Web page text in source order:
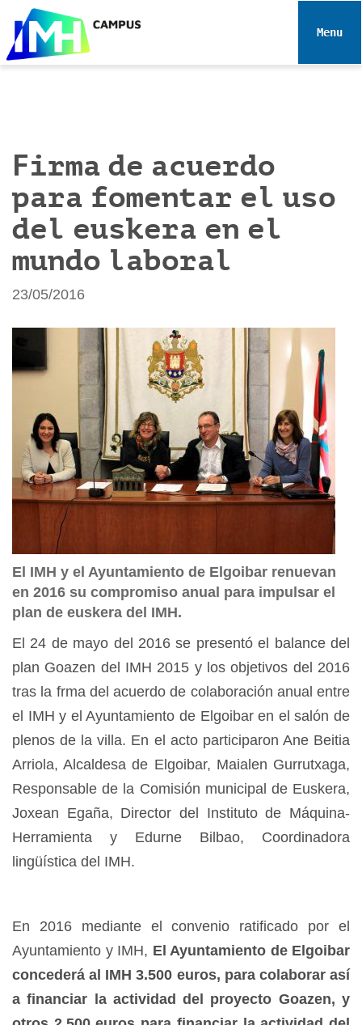
e
Toggle
Firma de acuerdo
para fomentar el uso
del euskera en el
mundo laboral
23/05/2016
El IMH y el Ayuntamiento de Elgoibar renuevan
en 2016 su compromiso anual para impulsar el
plan de euskera del IMH.
El 24 de mayo del 2016 se presentó el balance del
plan Goazen del IMH 2015 y los objetivos del 2016
tras la frma del acuerdo de colaboración anual entre
el IMH y el Ayuntamiento de Elgoibar en el salón de
plenos de la villa. En el acto participaron Ane Beitia
Arriola, Alcaldesa de Elgoibar, Maialen Gurrutxaga,
Responsable de la Comisión municipal de Euskera,
Joxean Egaña, Director del Instituto de Máquina-
Herramienta y Edurne Bilbao, Coordinadora
lingüística del IMH.
En 2016 mediante el convenio ratificado por el
Ayuntamiento y IMH, El Ayuntamiento de Elgoibar
concederá al IMH 3.500 euros, para colaborar así
a financiar la actividad del proyecto Goazen, y